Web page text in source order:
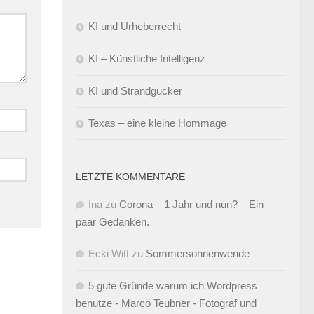
KI und Urheberrecht
KI – Künstliche Intelligenz
KI und Strandgucker
Texas – eine kleine Hommage
LETZTE KOMMENTARE
Ina zu Corona – 1 Jahr und nun? – Ein
paar Gedanken.
Ecki Witt zu Sommersonnenwende
5 gute Gründe warum ich Wordpress
benutze - Marco Teubner - Fotograf und